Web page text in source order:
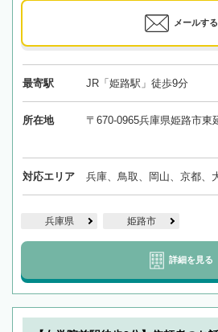
メールする
最寄駅 JR「姫路駅」徒歩9分
所在地 〒670-0965兵庫県姫路市東
対応エリア 兵庫、鳥取、岡山、京都、
兵庫県 姫路市
詳細を見る